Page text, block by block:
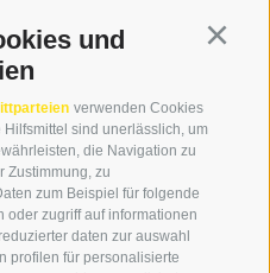
und
verwenden Cookies
sind unerlässlich, um
die Navigation zu
Zustimmung, zu
zum Beispiel für folgende
oder zugriff auf informationen
daten zur auswahl
profilen für personalisierte
14.00 – 17:00 Uhr
ON TOUR